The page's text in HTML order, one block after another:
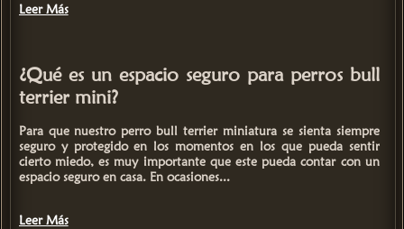
Leer Más
¿Qué es un espacio seguro para perros bull
terrier mini?
Para que nuestro perro bull terrier miniatura se sienta siempre
seguro y protegido en los momentos en los que pueda sentir
cierto miedo, es muy importante que este pueda contar con un
espacio seguro en casa. En ocasiones...
Leer Más